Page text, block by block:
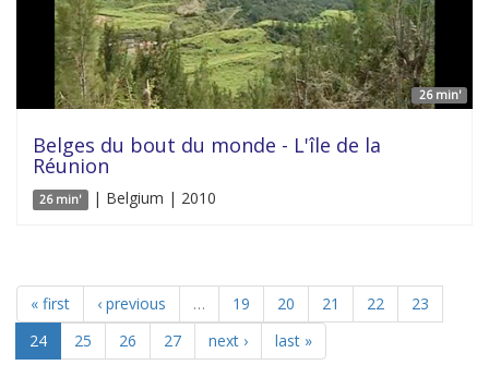
26 min'
Belges du bout du monde - L'île de la
Réunion
26 min' | Belgium | 2010
« first ‹ previous … 19 20 21 22
23
24
25 26 27 next › last »